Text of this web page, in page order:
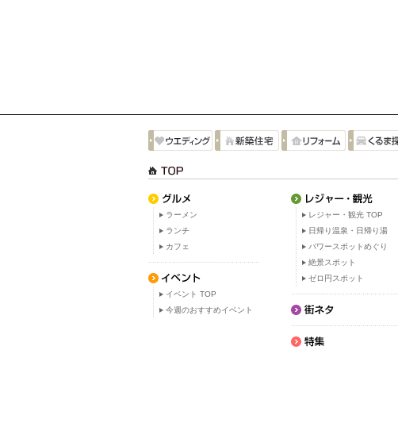
ラーメン
ランチ
カフェ
イベント TOP
今週のおすすめイベント
レジャー・観光 TOP
日帰り温泉・日帰り湯
パワースポットめぐり
絶景スポット
ゼロ円スポット